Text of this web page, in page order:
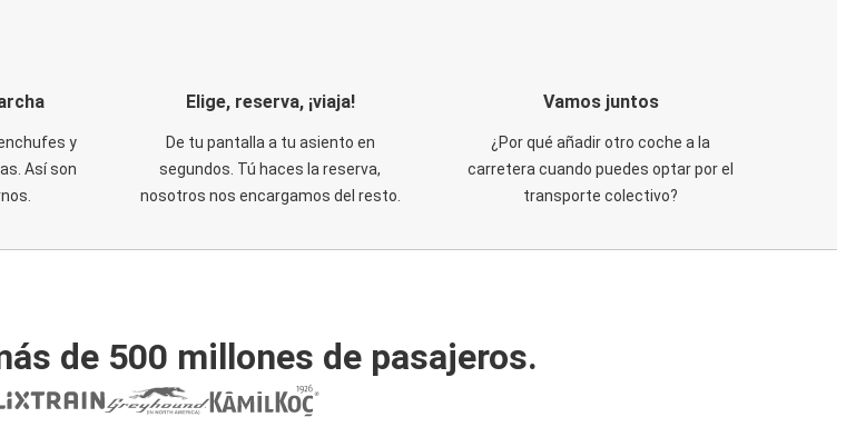
y
Así son
Elige, reserva, ¡viaja!
De tu pantalla a tu asiento en
segundos. Tú haces la reserva,
nosotros nos encargamos del resto.
Vamos juntos
¿Por qué añadir otro coche a la
carretera cuando puedes optar por el
transporte colectivo?
de 500 millones de pasajeros.